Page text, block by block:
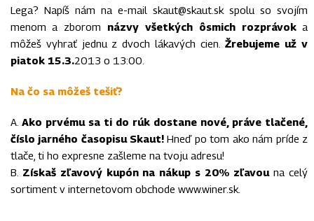
Lega? Napíš nám na e-mail skaut@skaut.sk spolu so svojím
menom a zborom názvy všetkých ôsmich rozprávoka
môžeš vyhrať jednu z dvoch lákavých cien.Žrebujeme už v
piatok 15.3.2013 o 13:00.
Na čo sa môžeš tešiť?
A. Ako prvému sa ti do rúk dostane nové, práve tlačené,
číslo jarného časopisu Skaut! Hneď po tom ako nám príde z
tlače, ti ho expresne zašleme na tvoju adresu!
B. Získaš zľavový kupón na nákup s 20% zľavouna celý
sortiment v internetovom obchode www.winer.sk.